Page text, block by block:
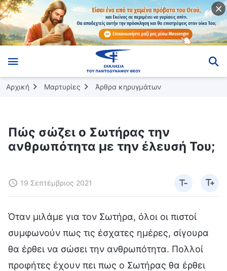
Αρχική Μαρτυρίες Άρθρα κηρυγμάτων
Πώς σώζει ο Σωτήρας την
ανθρωπότητα με την έλευσή Του;
19 Σεπτέμβριος 2021
Όταν μιλάμε για τον Σωτήρα, όλοι οι πιστοί
συμφωνούν πως τις έσχατες ημέρες, σίγουρα
θα έρθει να σώσει την ανθρωπότητα. Πολλοί
προφήτες έχουν πει πως ο Σωτήρας θα έρθει